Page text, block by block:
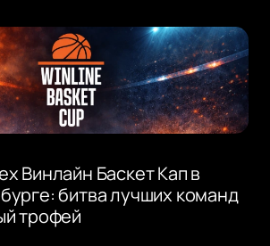
Винлайн Баскет Кап в
битва лучших команд
трофей